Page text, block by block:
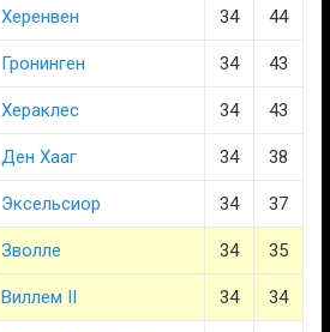
Херенвен 34 44
Гронинген 34 43
Хераклес 34 43
Ден Хааг 34 38
Эксельсиор 34 37
Зволле 34 35
Виллем II 34 34